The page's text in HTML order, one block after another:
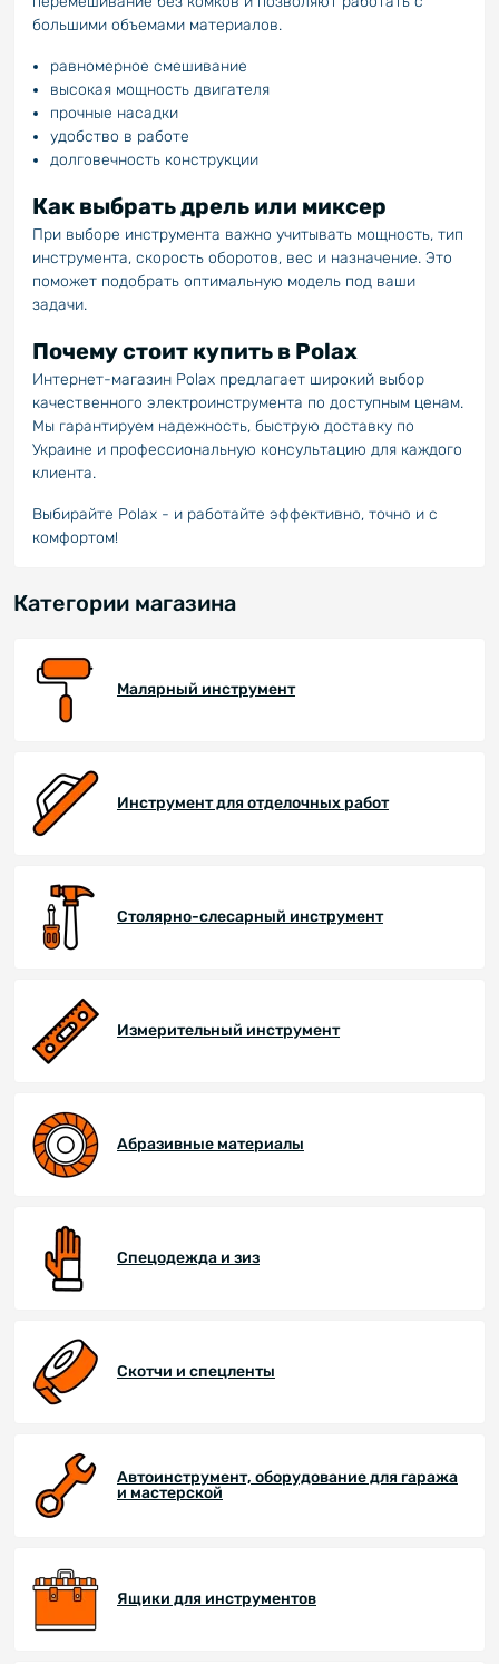
большими объемами материалов.
равномерное смешивание
высокая мощность двигателя
прочные насадки
удобство в работе
долговечность конструкции
Как выбрать дрель или миксер
При выборе инструмента важно учитывать мощность, тип
инструмента, скорость оборотов, вес и назначение. Это
поможет подобрать оптимальную модель под ваши
задачи.
Почему стоит купить в Polax
Интернет-магазин Polax предлагает широкий выбор
качественного электроинструмента по доступным ценам.
Мы гарантируем надежность, быструю доставку по
Украине и профессиональную консультацию для каждого
клиента.
Выбирайте Polax - и работайте эффективно, точно и с
комфортом!
Категории магазина
Малярный инструмент
Инструмент для отделочных работ
Столярно-слесарный инструмент
Измерительный инструмент
Абразивные материалы
Спецодежда и зиз
Скотчи и спецленты
Автоинструмент, оборудование для гаража
и мастерской
Ящики для инструментов